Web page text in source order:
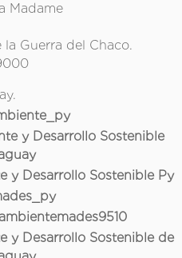
Madame
la Guerra del Chaco.
y Desarrollo Sostenible
y Desarrollo Sostenible Py
y Desarrollo Sostenible de